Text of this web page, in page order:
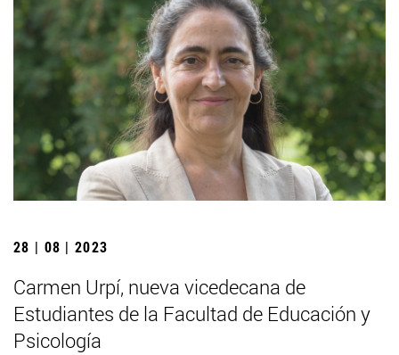
28 | 08 | 2023
Carmen Urpí, nueva vicedecana de
Estudiantes de la Facultad de Educación y
Psicología